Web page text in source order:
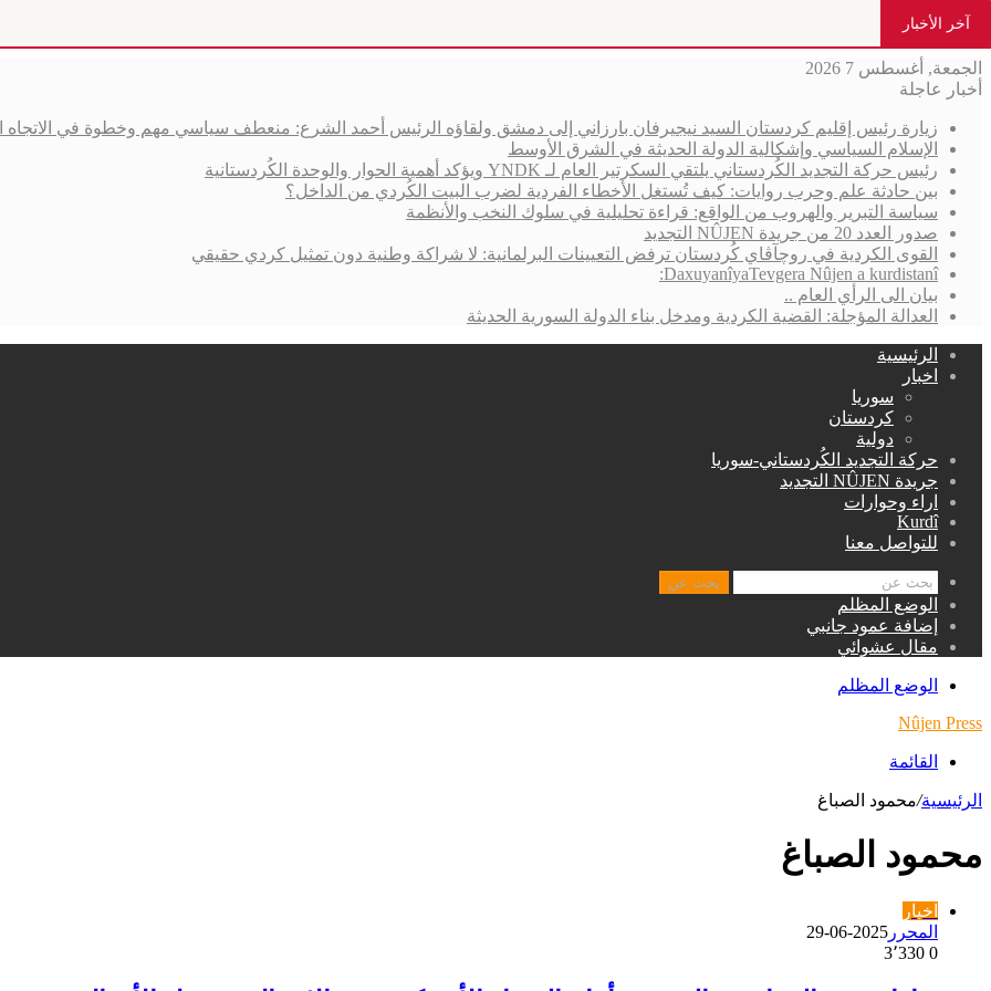
آخر الأخبار
الجمعة, أغسطس 7 2026
أخبار عاجلة
زيارة رئيس إقليم كردستان السيد نيجيرفان بارزاني إلى دمشق ولقاؤه الرئيس أحمد الشرع: منعطف سياسي مهم وخطوة في الاتجاه
الإسلام السياسي وإشكالية الدولة الحديثة في الشرق الأوسط
رئيس حركة التجديد الكُردستاني يلتقي السكرتير العام لـ YNDK ويؤكد أهمية الحوار والوحدة الكُردستانية
بين حادثة علم وحرب روايات: كيف تُستغل الأخطاء الفردية لضرب البيت الكُردي من الداخل؟
سياسة التبرير والهروب من الواقع: قراءة تحليلية في سلوك النخب والأنظمة
صدور العدد 20 من جريدة NÛJEN التجديد
القوى الكردية في روچآڤاي كُردستان ترفض التعيينات البرلمانية: لا شراكة وطنية دون تمثيل كردي حقيقي
DaxuyanîyaTevgera Nûjen a kurdistanî:
بيان الى الرأي العام ..
العدالة المؤجلة: القضية الكردية ومدخل بناء الدولة السورية الحديثة
الرئيسية
اخبار
سوريا
كردستان
دولية
حركة التجديد الكُردستاني-سوريا
جريدة NÛJEN التجديد
اراء وحوارات
Kurdî
للتواصل معنا
بحث عن
الوضع المظلم
إضافة عمود جانبي
مقال عشوائي
الوضع المظلم
Nûjen Press
القائمة
الرئيسية/محمود الصباغ
محمود الصباغ
اخبار
المحرر 2025-06-29
0